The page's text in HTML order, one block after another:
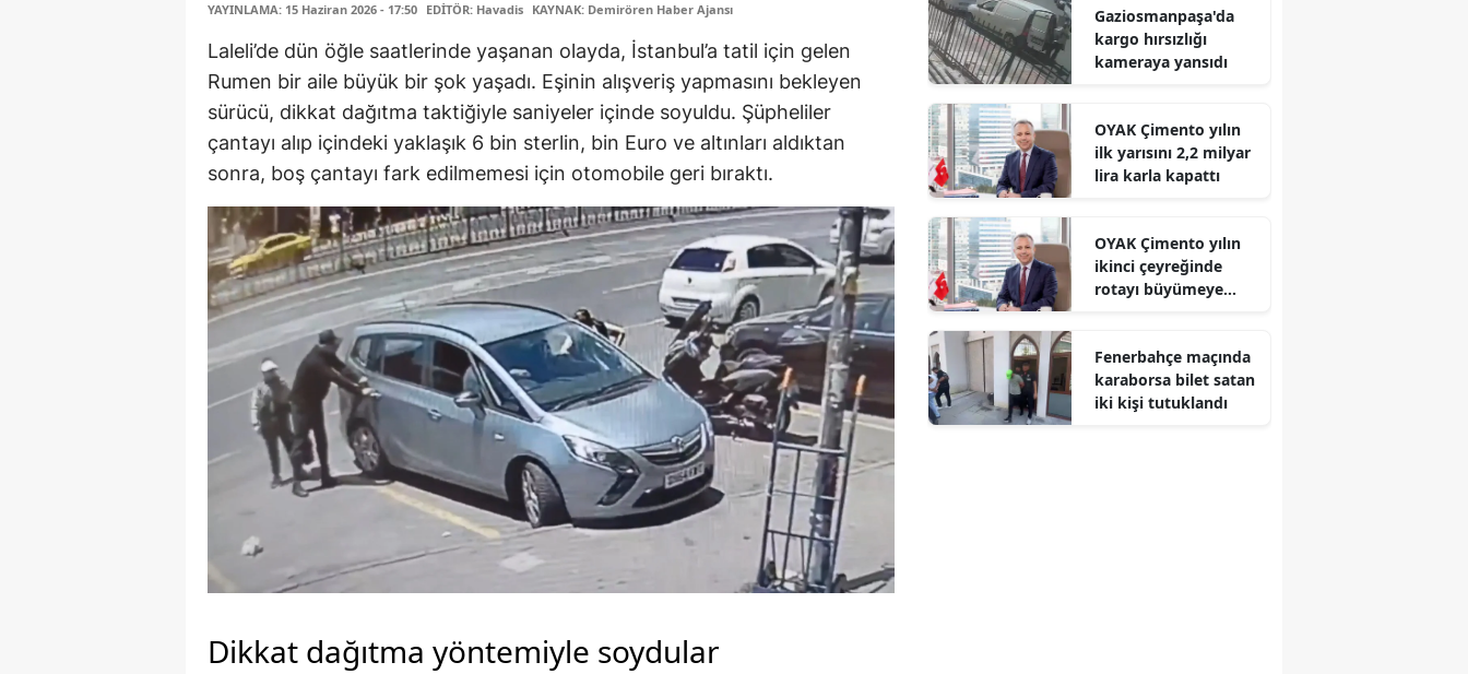
YAYINLAMA: 15 Haziran 2026 - 17:50 EDİTÖR: Havadis KAYNAK: Demirören Haber Ajansı
Laleli’de dün öğle saatlerinde yaşanan olayda, İstanbul’a tatil için gelen
Rumen bir aile büyük bir şok yaşadı. Eşinin alışveriş yapmasını bekleyen
sürücü, dikkat dağıtma taktiğiyle saniyeler içinde soyuldu. Şüpheliler
çantayı alıp içindeki yaklaşık 6 bin sterlin, bin Euro ve altınları aldıktan
sonra, boş çantayı fark edilmemesi için otomobile geri bıraktı.
Dikkat dağıtma yöntemiyle soydular
Gaziosmanpaşa'da
kargo hırsızlığı
kameraya yansıdı
OYAK Çimento yılın
ilk yarısını 2,2 milyar
lira karla kapattı
OYAK Çimento yılın
ikinci çeyreğinde
rotayı büyümeye
Fenerbahçe maçında
karaborsa bilet satan
iki kişi tutuklandı